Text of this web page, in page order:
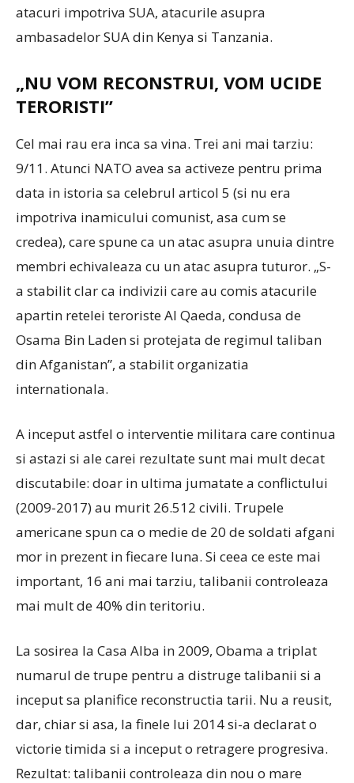
atacuri impotriva SUA, atacurile asupra
ambasadelor SUA din Kenya si Tanzania.
„NU VOM RECONSTRUI, VOM UCIDE
TERORISTI”
Cel mai rau era inca sa vina. Trei ani mai tarziu:
9/11. Atunci NATO avea sa activeze pentru prima
data in istoria sa celebrul articol 5 (si nu era
impotriva inamicului comunist, asa cum se
credea), care spune ca un atac asupra unuia dintre
membri echivaleaza cu un atac asupra tuturor. „S-
a stabilit clar ca indivizii care au comis atacurile
apartin retelei teroriste Al Qaeda, condusa de
Osama Bin Laden si protejata de regimul taliban
din Afganistan”, a stabilit organizatia
internationala.
A inceput astfel o interventie militara care continua
si astazi si ale carei rezultate sunt mai mult decat
discutabile: doar in ultima jumatate a conflictului
(2009-2017) au murit 26.512 civili. Trupele
americane spun ca o medie de 20 de soldati afgani
mor in prezent in fiecare luna. Si ceea ce este mai
important, 16 ani mai tarziu, talibanii controleaza
mai mult de 40% din teritoriu.
La sosirea la Casa Alba in 2009, Obama a triplat
numarul de trupe pentru a distruge talibanii si a
inceput sa planifice reconstructia tarii. Nu a reusit,
dar, chiar si asa, la finele lui 2014 si-a declarat o
victorie timida si a inceput o retragere progresiva.
Rezultat: talibanii controleaza din nou o mare